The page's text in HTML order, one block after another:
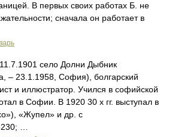
В первых своих работах Б. не
сначала он работает в
село Долни Дыбник
‒ 23.1.1958, София), болгарский
и иллюстратор. Учился в софийской
в Софии. В 1920 30 х гг. выступал в
«Жупел» и др. с
…